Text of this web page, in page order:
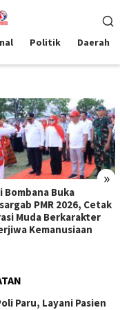
Politik Daerah
»
Bombana Buka
PMR 2026, Cetak
Muda Berkarakter
Kemanusiaan
Paru, Layani Pasien